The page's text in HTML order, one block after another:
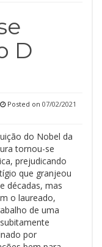
D
Posted on 07/02/2021
do Nobel da
tornou-se
prejudicando
que granjeou
décadas, mas
o laureado,
de uma
por